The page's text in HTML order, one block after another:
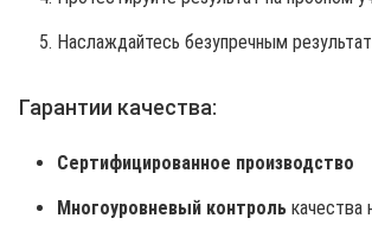
Наслаждайтесь безупречным
Гарантии качества:
Сертифицированное производство
Многоуровневый контроль качества